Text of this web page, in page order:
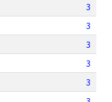
3
3
3
3
3